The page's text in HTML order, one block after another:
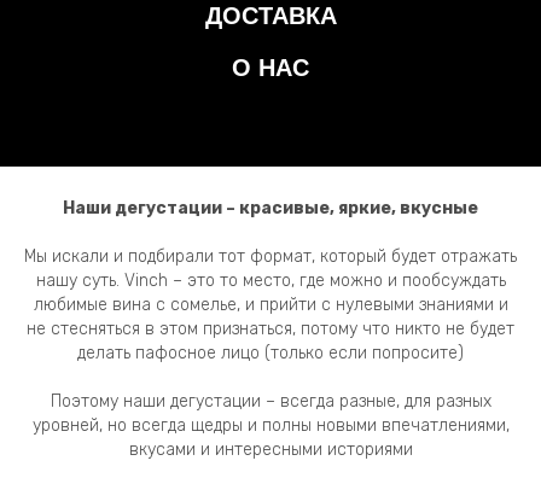
ДОСТАВКА
О НАС
Наши дегустации – красивые, яркие, вкусные
Мы искали и подбирали тот формат, который будет отражать
нашу суть. Vinch – это то место, где можно и пообсуждать
любимые вина с сомелье, и прийти с нулевыми знаниями и
не стесняться в этом признаться, потому что никто не будет
делать пафосное лицо (только если попросите)
Поэтому наши дегустации – всегда разные, для разных
уровней, но всегда щедры и полны новыми впечатлениями,
вкусами и интересными историями